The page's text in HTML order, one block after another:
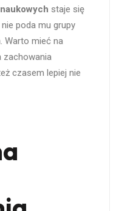
staje się
poda mu grupy
Warto mieć na
zachowania
czasem lepiej nie